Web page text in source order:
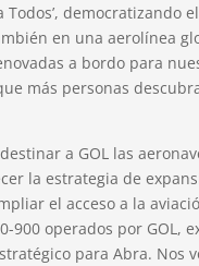
Todos’, democratizando
en una aerolínea
a bordo para
más personas
a GOL las
la estrategia de
el acceso a la
900 operados por GOL,
para Abra. Nos